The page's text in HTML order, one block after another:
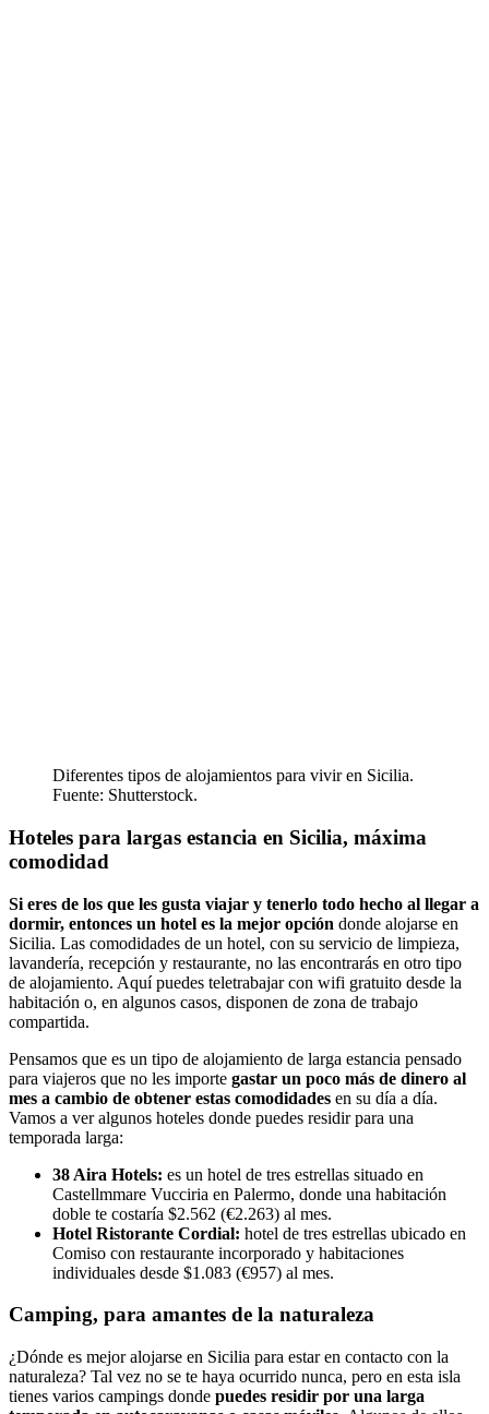
Diferentes tipos de alojamientos para vivir en Sicilia.
Fuente: Shutterstock.
Hoteles para largas estancia en Sicilia, máxima
comodidad
Si eres de los que les gusta viajar y tenerlo todo hecho al llegar a
dormir, entonces un hotel es la mejor opción donde alojarse en
Sicilia. Las comodidades de un hotel, con su servicio de limpieza,
lavandería, recepción y restaurante, no las encontrarás en otro tipo
de alojamiento. Aquí puedes teletrabajar con wifi gratuito desde la
habitación o, en algunos casos, disponen de zona de trabajo
compartida.
Pensamos que es un tipo de alojamiento de larga estancia pensado
para viajeros que no les importe gastar un poco más de dinero al
mes a cambio de obtener estas comodidades en su día a día.
Vamos a ver algunos hoteles donde puedes residir para una
temporada larga:
38 Aira Hotels: es un hotel de tres estrellas situado en
Castellmmare Vucciria en Palermo, donde una habitación
doble te costaría $2.562 (€2.263) al mes.
Hotel Ristorante Cordial: hotel de tres estrellas ubicado en
Comiso con restaurante incorporado y habitaciones
individuales desde $1.083 (€957) al mes.
Camping, para amantes de la naturaleza
¿Dónde es mejor alojarse en Sicilia para estar en contacto con la
naturaleza? Tal vez no se te haya ocurrido nunca, pero en esta isla
tienes varios campings donde puedes residir por una larga